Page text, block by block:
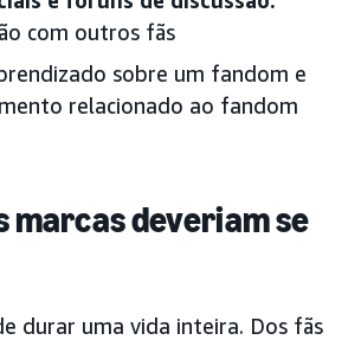
com outros fãs
sobre um fandom e
relacionado ao fandom
marcas deveriam se
durar uma vida inteira. Dos fãs